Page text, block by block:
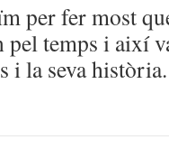
per fer most
pel temps i així
i la seva història.